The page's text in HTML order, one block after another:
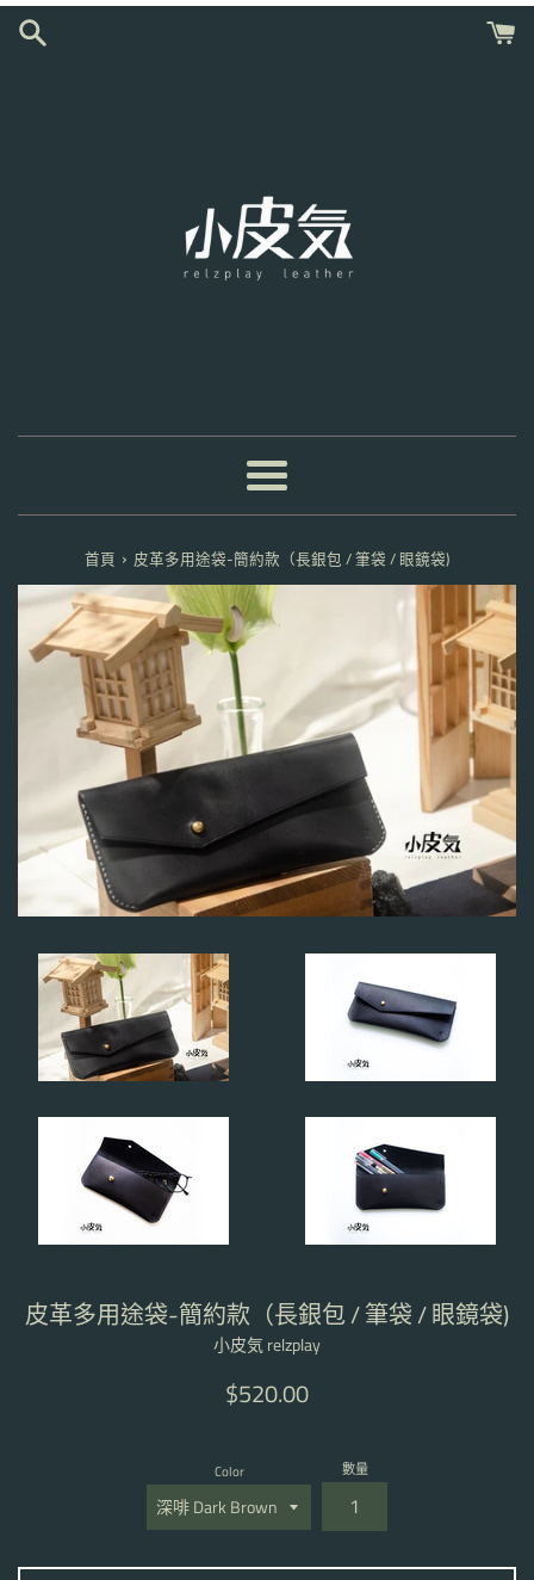
跳
選
單
首頁 › 皮革多用途袋-簡約款（長銀包 / 筆袋 / 眼鏡袋)
皮革多用途袋-簡約款（長銀包 / 筆袋 / 眼鏡袋)
小皮気 relzplay
定
價
$520.00
Color 數量